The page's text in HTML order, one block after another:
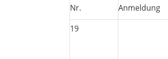
Nr. Anmeldung
19